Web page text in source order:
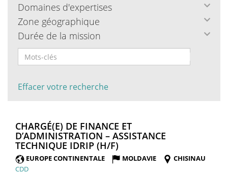
Domaines d'expertises
Zone géographique
Durée de la mission
Effacer votre recherche
CHARGÉ(E) DE FINANCE ET
D’ADMINISTRATION – ASSISTANCE
TECHNIQUE IDRIP (H/F)
FENÊTRE)
EUROPE CONTINENTALE MOLDAVIE
CHISINAU
CDD